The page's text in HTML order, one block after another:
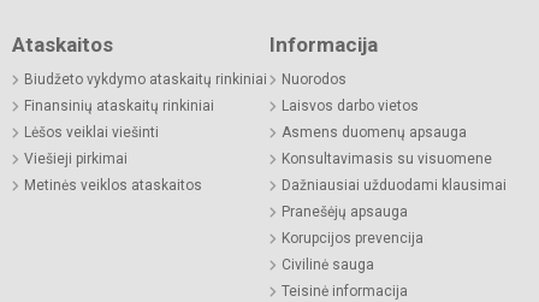
Ataskaitos
Biudžeto vykdymo ataskaitų rinkiniai
Finansinių ataskaitų rinkiniai
Lėšos veiklai viešinti
Viešieji pirkimai
Metinės veiklos ataskaitos
Informacija
Nuorodos
Laisvos darbo vietos
Asmens duomenų apsauga
Konsultavimasis su visuomene
Dažniausiai užduodami klausimai
Pranešėjų apsauga
Korupcijos prevencija
Civilinė sauga
Teisinė informacija